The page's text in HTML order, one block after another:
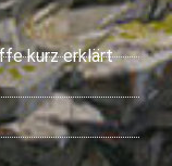
kurz erklärt